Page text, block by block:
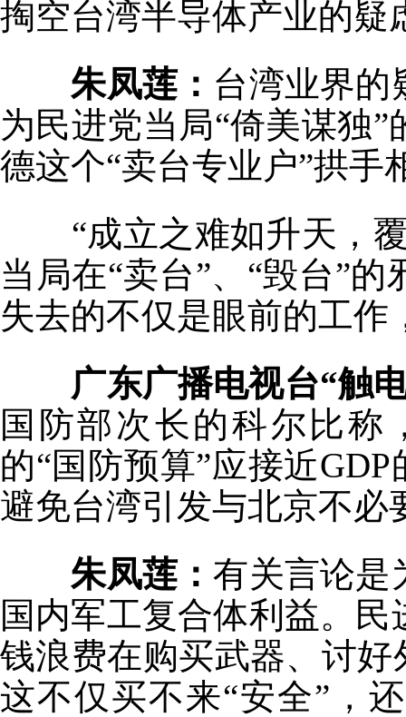
掏空台湾半导体产业的疑
朱凤莲： 台湾业界的
为民进党当局“倚美谋独
德这个“卖台专业户”拱手
“成立之难如升天，
当局在“卖台”、“毁台”
失去的不仅是眼前的工
广东广播电视台“触
国防部次长的科尔比称
的“国防预算”应接近
避免台湾引发与北京不必
朱凤莲：有关言论是
国内军工复合体利益。
钱浪费在购买武器、讨
这不仅买不来“安全”，